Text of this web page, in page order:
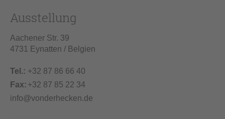
Ausstellung
Aachener Str. 39
4731 Eynatten / Belgien
Tel.: +32 87 86 66 40
Fax: +32 87 85 22 34
info@vonderhecken.de